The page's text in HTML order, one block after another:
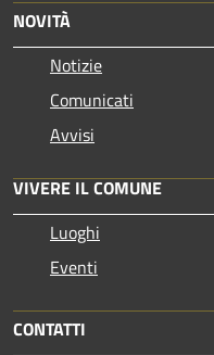
NOVITÀ
Notizie
Comunicati
Avvisi
VIVERE IL COMUNE
Luoghi
Eventi
CONTATTI